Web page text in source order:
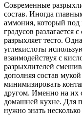
Современные
состав. Иногда
аммония, который под
градусов разлагается
разрыхляет тесто.
углекислоты
взаимодействуя с
разрыхлителей
дополняя состав
минимизировать
другом. Именно на их
домашней кухне. Для
нужно знать